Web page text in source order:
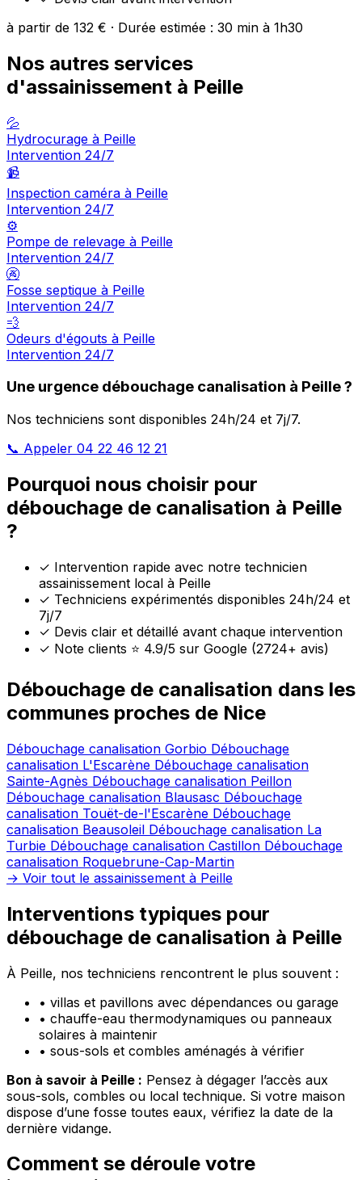
à partir de 132 € · Durée estimée : 30 min à 1h30
Nos autres services
d'assainissement à Peille
💦
Hydrocurage à Peille
Intervention 24/7
📹
Inspection caméra à Peille
Intervention 24/7
⚙️
Pompe de relevage à Peille
Intervention 24/7
🚱
Fosse septique à Peille
Intervention 24/7
💨
Odeurs d'égouts à Peille
Intervention 24/7
Une urgence débouchage canalisation à Peille ?
Nos techniciens sont disponibles 24h/24 et 7j/7.
📞 Appeler 04 22 46 12 21
Pourquoi nous choisir pour
débouchage de canalisation à Peille
?
✓ Intervention rapide avec notre technicien
assainissement local à Peille
✓ Techniciens expérimentés disponibles 24h/24 et
7j/7
✓ Devis clair et détaillé avant chaque intervention
✓ Note clients ⭐ 4.9/5 sur Google (2724+ avis)
Débouchage de canalisation dans les
communes proches de Nice
Débouchage canalisation Gorbio Débouchage
canalisation L'Escarène Débouchage canalisation
Sainte-Agnès Débouchage canalisation Peillon
Débouchage canalisation Blausasc Débouchage
canalisation Touët-de-l'Escarène Débouchage
canalisation Beausoleil Débouchage canalisation La
Turbie Débouchage canalisation Castillon Débouchage
canalisation Roquebrune-Cap-Martin
→ Voir tout le assainissement à Peille
Interventions typiques pour
débouchage de canalisation à Peille
À Peille, nos techniciens rencontrent le plus souvent :
• villas et pavillons avec dépendances ou garage
• chauffe-eau thermodynamiques ou panneaux
solaires à maintenir
• sous-sols et combles aménagés à vérifier
Bon à savoir à Peille : Pensez à dégager l’accès aux
sous-sols, combles ou local technique. Si votre maison
dispose d’une fosse toutes eaux, vérifiez la date de la
dernière vidange.
Comment se déroule votre